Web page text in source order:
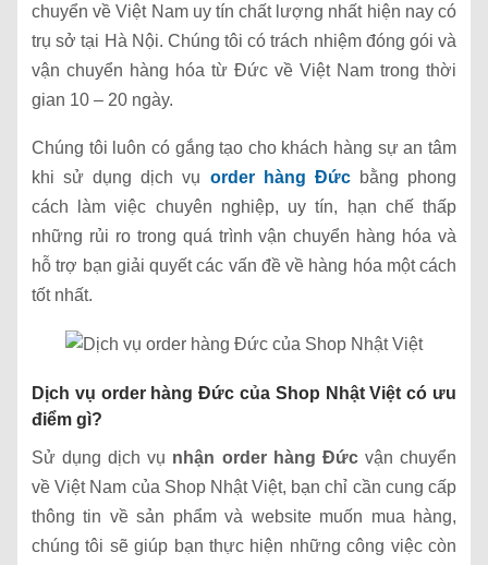
chuyển về Việt Nam uy tín chất lượng nhất hiện nay có
trụ sở tại Hà Nội. Chúng tôi có trách nhiệm đóng gói và
vận chuyển hàng hóa từ Đức về Việt Nam trong thời
gian 10 – 20 ngày.
Chúng tôi luôn có gắng tạo cho khách hàng sự an tâm
khi sử dụng dịch vụ order hàng Đứcbằng phong
cách làm việc chuyên nghiệp, uy tín, hạn chế thấp
những rủi ro trong quá trình vận chuyển hàng hóa và
hỗ trợ bạn giải quyết các vấn đề về hàng hóa một cách
tốt nhất.
Dịch vụ order hàng Đức của Shop Nhật Việt có ưu
điểm gì?
Sử dụng dịch vụ nhận order hàng Đứcvận chuyển
về Việt Nam của Shop Nhật Việt, bạn chỉ cần cung cấp
thông tin về sản phẩm và website muốn mua hàng,
chúng tôi sẽ giúp bạn thực hiện những công việc còn